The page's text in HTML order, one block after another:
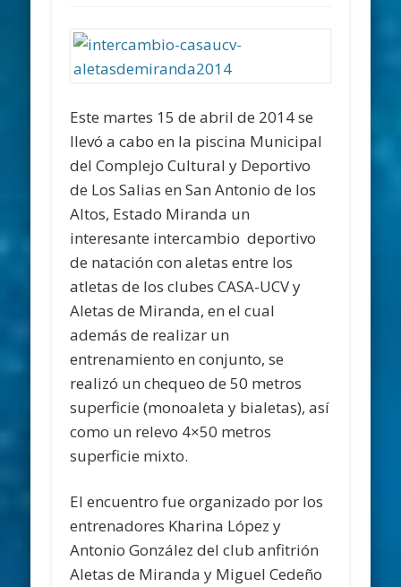
Este martes 15 de abril de 2014 se
llevó a cabo en la piscina Municipal
del Complejo Cultural y Deportivo
de Los Salias en San Antonio de los
Altos, Estado Miranda un
interesante intercambio deportivo
de natación con aletas entre los
atletas de los clubes CASA-UCV y
Aletas de Miranda, en el cual
además de realizar un
entrenamiento en conjunto, se
realizó un chequeo de 50 metros
superficie (monoaleta y bialetas), así
como un relevo 4×50 metros
superficie mixto.
El encuentro fue organizado por los
entrenadores Kharina López y
Antonio González del club anfitrión
Aletas de Miranda y Miguel Cedeño